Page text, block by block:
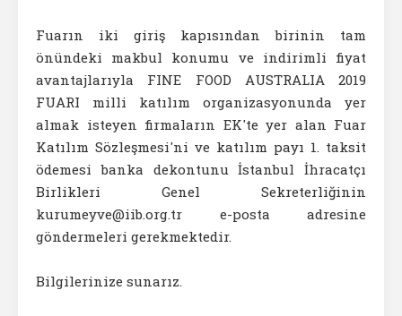
Fuarın iki giriş kapısından birinin tam
önündeki makbul konumu ve indirimli fiyat
avantajlarıyla FINE FOOD AUSTRALIA 2019
FUARI milli katılım organizasyonunda yer
almak isteyen firmaların EK'te yer alan Fuar
Katılım Sözleşmesi'ni ve katılım payı 1. taksit
ödemesi banka dekontunu İstanbul İhracatçı
Birlikleri Genel Sekreterliğinin
kurumeyve@iib.org.tr e-posta adresine
göndermeleri gerekmektedir.
Bilgilerinize sunarız.